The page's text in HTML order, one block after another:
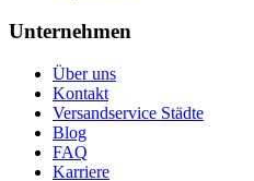
Unternehmen
Über uns
Kontakt
Versandservice Städte
Blog
FAQ
Karriere